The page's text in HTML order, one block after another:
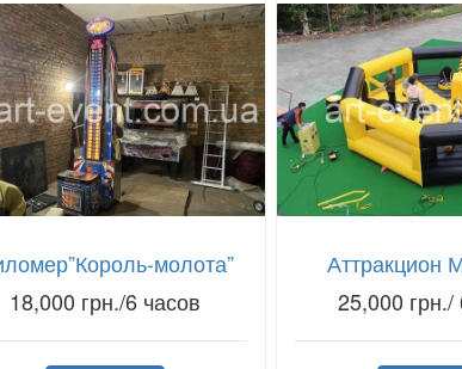
молота”
18,000 грн./6 часов
Аттракцион
25,000 грн./